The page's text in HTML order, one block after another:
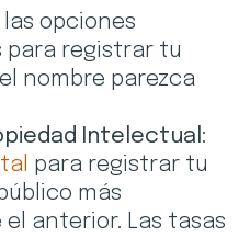
las opciones
para registrar tu
nombre parezca
Intelectual:
para registrar tu
más
anterior. Las tasas